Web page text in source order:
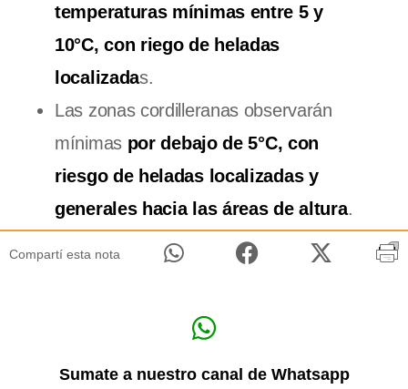
temperaturas mínimas entre 5 y
10°C, con riego de heladas
localizadas.
Las zonas cordilleranas observarán
mínimas por debajo de 5°C, con
riesgo de heladas localizadas y
generales hacia las áreas de altura.
Compartí esta nota
Sumate a nuestro canal de Whatsapp